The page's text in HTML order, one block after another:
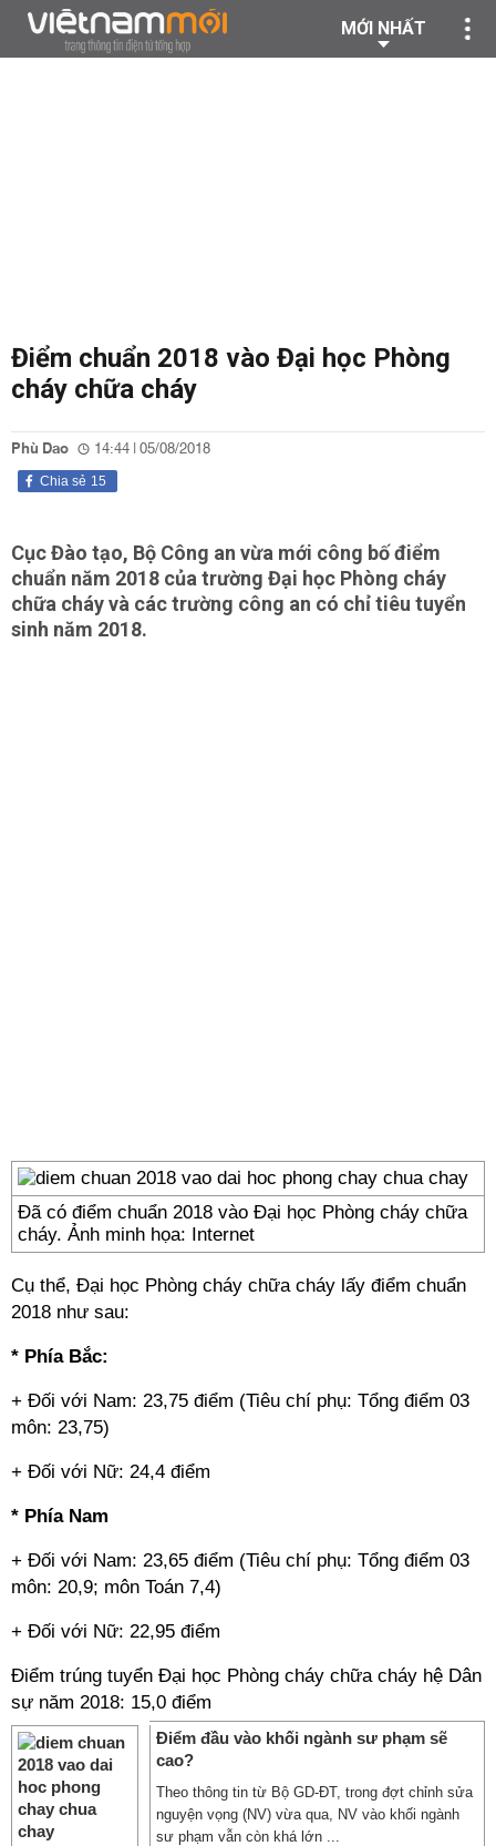
MỚI NHẤT
Điểm chuẩn 2018 vào Đại học Phòng
cháy chữa cháy
Phù Dao 14:44 | 05/08/2018
15
Chia sẻ
Cục Đào tạo, Bộ Công an vừa mới công bố điểm
chuẩn năm 2018 của trường Đại học Phòng cháy
chữa cháy và các trường công an có chỉ tiêu tuyển
sinh năm 2018.
Đã có điểm chuẩn 2018 vào Đại học Phòng cháy chữa
cháy. Ảnh minh họa: Internet
Cụ thể, Đại học Phòng cháy chữa cháy lấy điểm chuẩn
2018 như sau:
* Phía Bắc:
+ Đối với Nam: 23,75 điểm (Tiêu chí phụ: Tổng điểm 03
môn: 23,75)
+ Đối với Nữ: 24,4 điểm
* Phía Nam
+ Đối với Nam: 23,65 điểm (Tiêu chí phụ: Tổng điểm 03
môn: 20,9; môn Toán 7,4)
+ Đối với Nữ: 22,95 điểm
Điểm trúng tuyển Đại học Phòng cháy chữa cháy hệ Dân
sự năm 2018: 15,0 điểm
Điểm đầu vào khối ngành sư phạm sẽ
cao?
Theo thông tin từ Bộ GD-ĐT, trong đợt chỉnh sửa
nguyện vọng (NV) vừa qua, NV vào khối ngành
sư phạm vẫn còn khá lớn ...